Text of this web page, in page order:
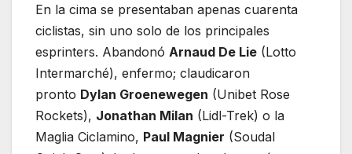
En la cima se presentaban apenas cuarenta
ciclistas, sin uno solo de los principales
esprinters. Abandonó Arnaud De Lie (Lotto
Intermarché), enfermo; claudicaron
pronto Dylan Groenewegen (Unibet Rose
Rockets), Jonathan Milan (Lidl-Trek) o la
Maglia Ciclamino, Paul Magnier (Soudal